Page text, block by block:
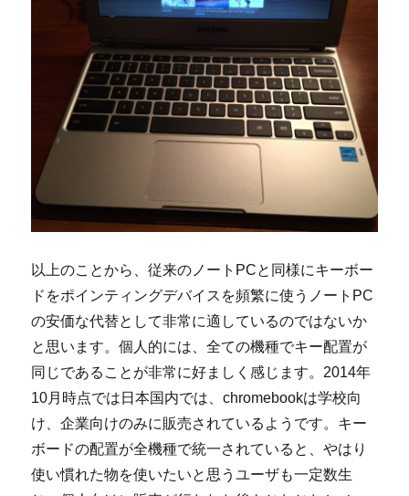
以上のことから、従来のノートPCと同様にキーボー
ドをポインティングデバイスを頻繁に使うノートPC
の安価な代替として非常に適しているのではないか
と思います。個人的には、全ての機種でキー配置が
同じであることが非常に好ましく感じます。2014年
10月時点では日本国内では、chromebookは学校向
け、企業向けのみに販売されているようです。キー
ボードの配置が全機種で統一されていると、やはり
使い慣れた物を使いたいと思うユーザも一定数生